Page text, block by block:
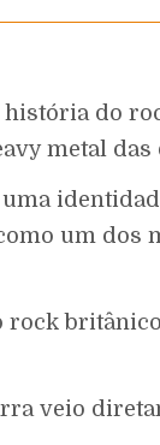
do
metal das
um
veio